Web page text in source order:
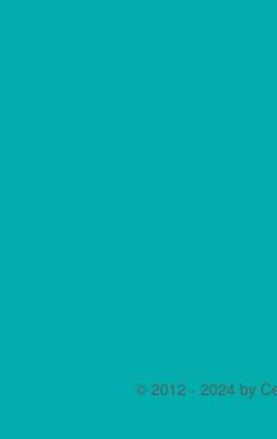
© 2012 - 2024 by